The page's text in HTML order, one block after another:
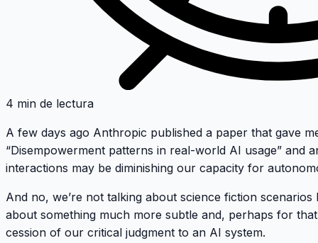
4 min de lectura
A few days ago Anthropic published a paper that gave
“Disempowerment patterns in real-world AI usage” and
interactions may be diminishing our capacity for
And no, we’re not talking about science fiction scenarios
about something much more subtle and, perhaps for
cession of our critical judgment to an AI system.